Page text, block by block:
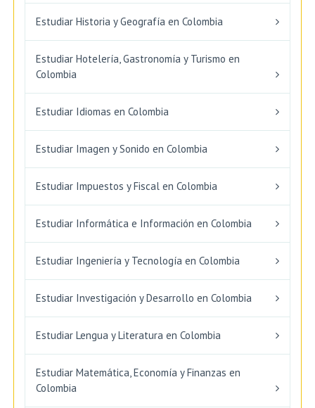
Estudiar Historia y Geografía en Colombia
Estudiar Hotelería, Gastronomía y Turismo en
Colombia
Estudiar Idiomas en Colombia
Estudiar Imagen y Sonido en Colombia
Estudiar Impuestos y Fiscal en Colombia
Estudiar Informática e Información en Colombia
Estudiar Ingeniería y Tecnología en Colombia
Estudiar Investigación y Desarrollo en Colombia
Estudiar Lengua y Literatura en Colombia
Estudiar Matemática, Economía y Finanzas en
Colombia